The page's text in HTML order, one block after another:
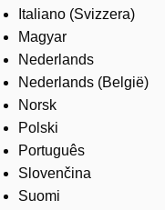
Italiano (Svizzera)
Magyar
Nederlands
Nederlands (België)
Norsk
Polski
Português
Slovenčina
Suomi